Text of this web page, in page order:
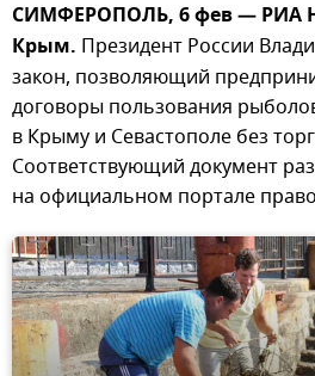
СИМФЕРОПОЛЬ, 6 фев — РИА
Крым. Президент России
закон, позволяющий
договоры пользования
в Крыму и Севастополе без
Соответствующий документ
на официальном портале